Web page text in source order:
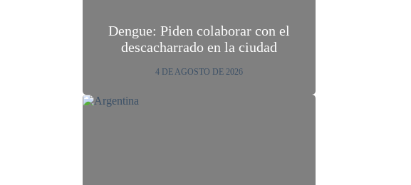
Dengue: Piden colaborar con el
descacharrado en la ciudad
4 DE AGOSTO DE 2026